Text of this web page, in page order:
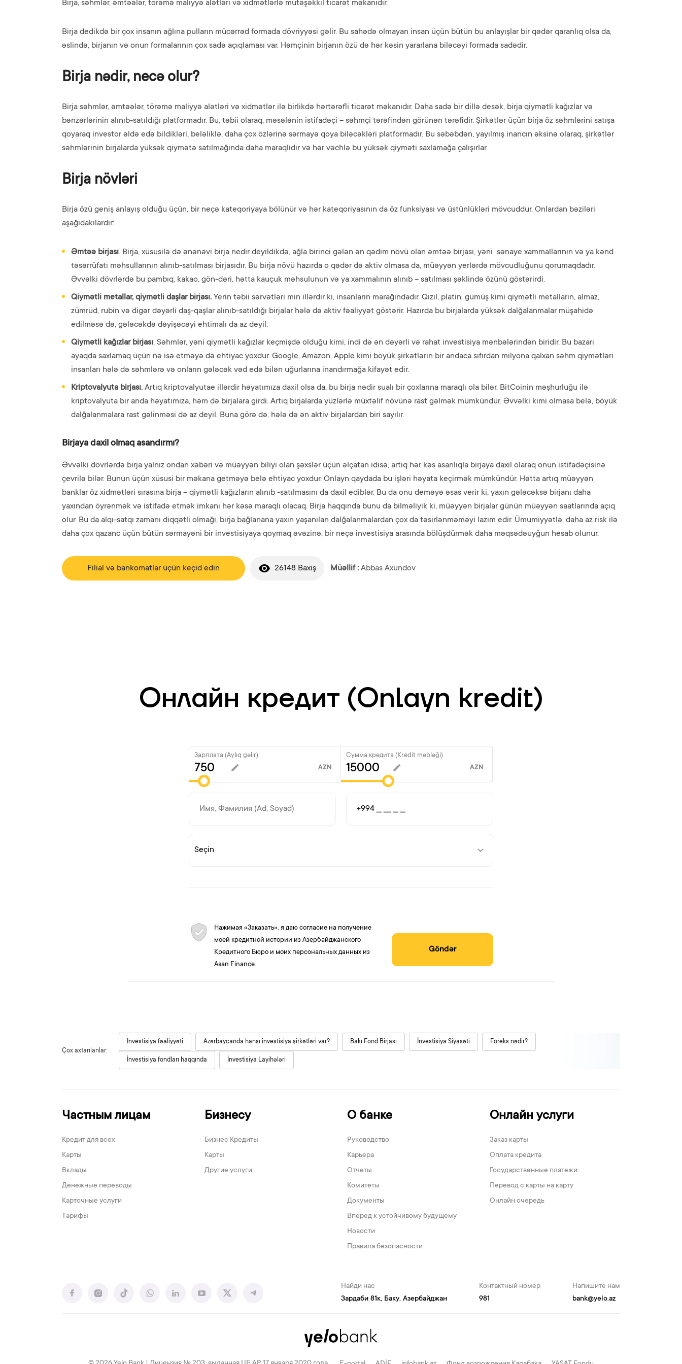
Birja, səhmlər, əmtəələr, törəmə maliyyə alətləri və xidmətlərlə mütəşəkkil ticarət məkanıdır.
Birja dedikdə bir çox insanın ağlına pulların mücərrəd formada dövriyyəsi gəlir. Bu sahədə olmayan insan üçün bütün bu anlayışlar bir qədər qaranlıq olsa da,
əslində, birjanın və onun formalarının çox sadə açıqlaması var. Həmçinin birjanın özü də hər kəsin yararlana biləcəyi formada sadədir.
Birja nədir, necə olur?
Birja səhmlər, əmtəələr, törəmə maliyyə alətləri və xidmətlər ilə birlikdə hərtərəfli ticarət məkanıdır. Daha sadə bir dillə desək, birja qiymətli kağızlar və
bənzərlərinin alınıb-satıldığı platformadır. Bu, təbii olaraq, məsələnin istifadəçi – səhmçi tərəfindən görünən tərəfidir. Şirkətlər üçün birja öz səhmlərini satışa
qoyaraq investor əldə edə bildikləri, beləliklə, daha çox özlərinə sərmayə qoya biləcəkləri platformadır. Bu səbəbdən, yayılmış inancın əksinə olaraq, şirkətlər
səhmlərinin birjalarda yüksək qiymətə satılmağında daha maraqlıdır və hər vəchlə bu yüksək qiyməti saxlamağa çalışırlar.
Birja növləri
Birja özü geniş anlayış olduğu üçün, bir neçə kateqoriyaya bölünür və hər kateqoriyasının da öz funksiyası və üstünlükləri mövcuddur. Onlardan bəziləri
aşağıdakılardır:
Əmtəə birjası. Birja, xüsusilə də ənənəvi birja nedir deyildikdə, ağla birinci gələn ən qədim növü olan əmtəə birjası, yəni sənaye xammallarının və ya kənd
təsərrüfatı məhsullarının alınıb-satılması birjasıdır. Bu birja növü hazırda o qədər də aktiv olmasa da, müəyyən yerlərdə mövcudluğunu qorumaqdadır.
Əvvəlki dövrlərdə bu pambıq, kakao, gön-dəri, hətta kauçuk məhsulunun və ya xammalının alınıb – satılması şəklində özünü göstərirdi.
Qiymətli metallar, qiymətli daşlar birjası. Yerin təbii sərvətləri min illərdir ki, insanların marağındadır. Qızıl, platin, gümüş kimi qiymətli metalların, almaz,
zümrüd, rubin və digər dəyərli daş-qaşlar alınıb-satıldığı birjalar hələ də aktiv fəaliyyət göstərir. Hazırda bu birjalarda yüksək dalğalanmalar müşahidə
edilməsə də, gələcəkdə dəyişəcəyi ehtimalı da az deyil.
Qiymətli kağızlar birjası. Səhmlər, yəni qiymətli kağızlar keçmişdə olduğu kimi, indi də ən dəyərli və rahat investisiya mənbələrindən biridir. Bu bazarı
ayaqda saxlamaq üçün nə isə etməyə də ehtiyac yoxdur. Google, Amazon, Apple kimi böyük şirkətlərin bir andaca sıfırdan milyona qalxan səhm qiymətləri
insanları hələ də səhmlərə və onların gələcək vəd edə bilən uğurlarına inandırmağa kifayət edir.
Kriptovalyuta birjası. Artıq kriptovalyutae illərdir həyatımıza daxil olsa da, bu birja nədir sualı bir çoxlarına maraqlı ola bilər. BitCoinin məşhurluğu ilə
kriptovalyuta bir anda həyatımıza, həm də birjalara girdi. Artıq birjalarda yüzlərlə müxtəlif növünə rast gəlmək mümkündür. Əvvəlki kimi olmasa belə, böyük
dalğalanmalara rast gəlinməsi də az deyil. Buna görə də, hələ də ən aktiv birjalardan biri sayılır.
Birjaya daxil olmaq asandırmı?
Əvvəlki dövrlərdə birja yalnız ondan xəbəri və müəyyən biliyi olan şəxslər üçün əlçatan idisə, artıq hər kəs asanlıqla birjaya daxil olaraq onun istifadəçisinə
çevrilə bilər. Bunun üçün xüsusi bir məkana getməyə belə ehtiyac yoxdur. Onlayn qaydada bu işləri həyata keçirmək mümkündür. Hətta artıq müəyyən
banklar öz xidmətləri sırasına birja – qiymətli kağızların alınıb -satılmasını da daxil ediblər. Bu da onu deməyə əsas verir ki, yaxın gələcəksə birjanı daha
yaxından öyrənmək və istifadə etmək imkanı hər kəsə maraqlı olacaq. Birja haqqında bunu da bilməliyik ki, müəyyən birjalar günün müəyyən saatlarında açıq
olur. Bu da alqı-satqı zamanı diqqətli olmağı, birja bağlanana yaxın yaşanılan dalğalanmalardan çox da təsirlənməməyi lazım edir. Ümumiyyətlə, daha az risk ilə
daha çox qazanc üçün bütün sərmayəni bir investisiyaya qoymaq əvəzinə, bir neçə investisiya arasında bölüşdürmək daha məqsədəuyğun hesab olunur.
Filial və bankomatlar üçün keçid edin 26148 Baxış Müəllif : Abbas Axundov
Онлайн кредит (Onlayn kredit)
Зарплата (Aylıq gəlir)
AZN
Сумма кредита (Kredit məbləği)
AZN
Нажимая «Заказать», я даю согласие на получение
моей кредитной истории из Азербайджанского
Кредитного Бюро и моих персональных данных из
Asan Finance.
Göndər
Çox axtarılanlar:
Investisiya fəaliyyəti Azərbaycanda hansı investisiya şirkətləri var? Bakı Fond Birjası İnvestisiya Siyasəti Foreks nədir?
İnvestisiya fondları haqqında İnvestisiya Layihələri
Частным лицам
Кредит для всех
Карты
Вклады
Денежные переводы
Карточные услуги
Тарифы
Бизнесу
Бизнес Кредиты
Карты
Другие услуги
О банке
Руководство
Карьера
Отчеты
Комитеты
Документы
Вперед к устойчивому будущему
Новости
Правила безопасности
Онлайн услуги
Заказ карты
Оплата кредита
Государственные платежи
Перевод с карты на карту
Онлайн очередь
Найди нас
Зардаби 81к, Баку, Азербайджан
Контактный номер
981
Напишите нам
bank@yelo.az